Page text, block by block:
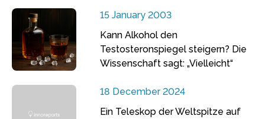
15 January 2003
Kann Alkohol den
Testosteronspiegel steigern? Die
Wissenschaft sagt: „Vielleicht“
18 December 2024
Ein Teleskop der Weltspitze auf